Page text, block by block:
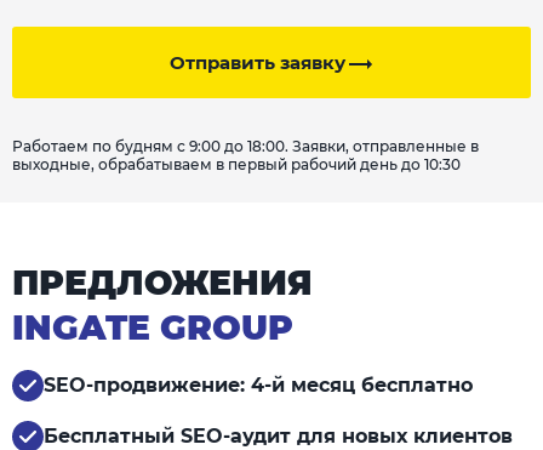
Отправить заявку
Работаем по будням с 9:00 до 18:00. Заявки, отправленные в
выходные, обрабатываем в первый рабочий день до 10:30
ПРЕДЛОЖЕНИЯ
INGATE GROUP
SEO-продвижение: 4-й месяц бесплатно
Бесплатный SEO-аудит для новых клиентов